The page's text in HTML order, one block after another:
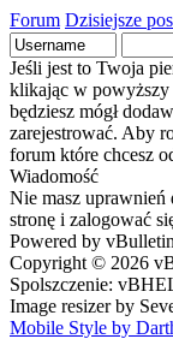
Forum Dzisiejsze
Jeśli jest to Twoja
klikając w
będziesz mógł
zarejestrować. Aby
forum które chcesz
Wiadomość
Nie masz
stronę i zalogować
Powered by
Copyright © 2026
Spolszczenie:
Image resizer by
Mobile Style by